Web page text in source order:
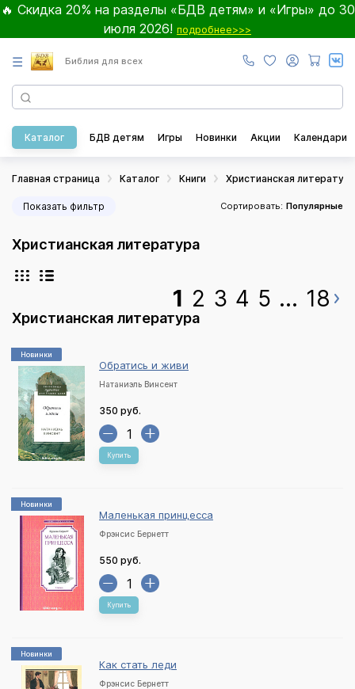
🔥 Скидка 20% на разделы «БДВ детям» и «Игры» до 30
июля 2026! подробнее>>>
☰ Библия для всех
Каталог БДВ детям Игры Новинки Акции Календари
Главная страница Каталог Книги Христианская литература
Показать фильтр Сортировать: Популярные
Христианская литература
1 2 3 4 5 ... 18
Христианская литература
Новинки
Обратись и живи
Натаниэль Винсент
350 руб.
Купить
Новинки
Маленькая принцесса
Фрэнсис Бернетт
550 руб.
Купить
Новинки
Как стать леди
Фрэнсис Бернетт